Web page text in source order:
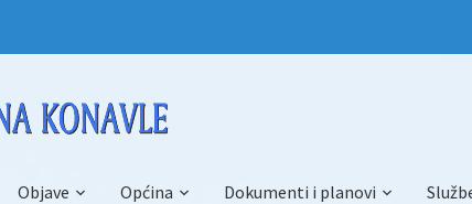
Objave Općina Dokumenti i planovi